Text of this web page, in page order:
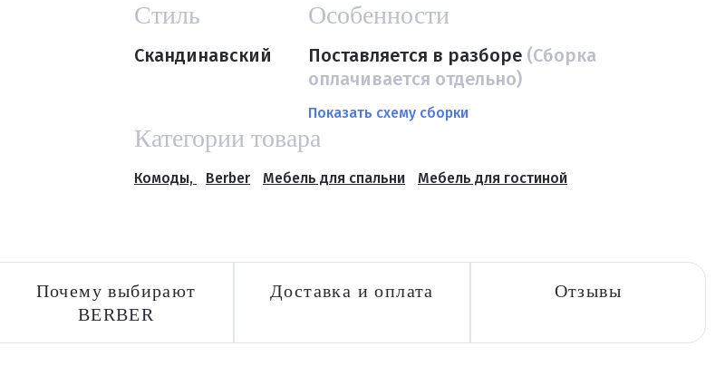
Стиль
Скандинавский
Особенности
Поставляется в разборе (Сборка
оплачивается отдельно)
Показать схему сборки
Категории товара
Комоды, Berber Мебель для спальни Мебель для гостиной
Почему выбирают
BERBER
Доставка и оплата Отзывы